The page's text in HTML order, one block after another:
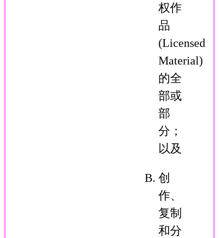
权作
品
(Licensed
Material)
的全
部或
部
分；
以及
创
作、
复制
和分